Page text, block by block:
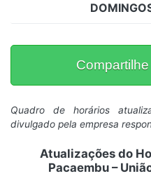
Quadro de horários
divulgado pela empresa
Atualizações do
Pacaembu –